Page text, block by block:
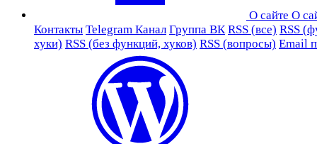
О сайте О
Контакты Telegram Канал Группа ВК RSS (все) RSS
хуки) RSS (без функций, хуков) RSS (вопросы) Email